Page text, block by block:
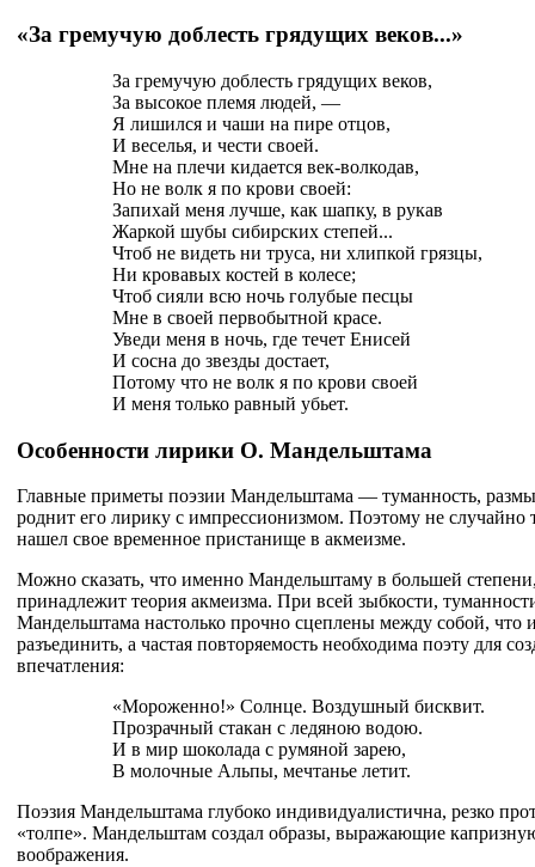
«За гремучую доблесть грядущих веков...»
За гремучую доблесть грядущих веков,
За высокое племя людей, —
Я лишился и чаши на пире отцов,
И веселья, и чести своей.
Мне на плечи кидается век-волкодав,
Но не волк я по крови своей:
Запихай меня лучше, как шапку, в рукав
Жаркой шубы сибирских степей...
Чтоб не видеть ни труса, ни хлипкой грязцы,
Ни кровавых костей в колесе;
Чтоб сияли всю ночь голубые песцы
Мне в своей первобытной красе.
Уведи меня в ночь, где течет Енисей
И сосна до звезды достает,
Потому что не волк я по крови своей
И меня только равный убьет.
Особенности лирики О. Мандельштама
Главные приметы поэзии Мандельштама — туманность,
роднит его лирику с импрессионизмом. Поэтому не случайно
нашел свое временное пристанище в акмеизме.
Можно сказать, что именно Мандельштаму в большей
принадлежит теория акмеизма. При всей зыбкости,
Мандельштама настолько прочно сцеплены между собой, что
разъединить, а частая повторяемость необходима поэту для
впечатления:
«Мороженно!» Солнце. Воздушный бисквит.
Прозрачный стакан с ледяною водою.
И в мир шоколада с румяной зарею,
В молочные Альпы, мечтанье летит.
Поэзия Мандельштама глубоко индивидуалистична, резко
«толпе». Мандельштам создал образы, выражающие
воображения.